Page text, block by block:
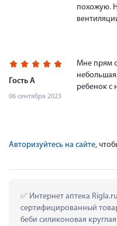
похожую.
Гость А
06 сентября 2023
Мне прям
ребенок с
Авторизуйтесь на сайте,
Интернет аптека
сертифицированный
беби силиконовая